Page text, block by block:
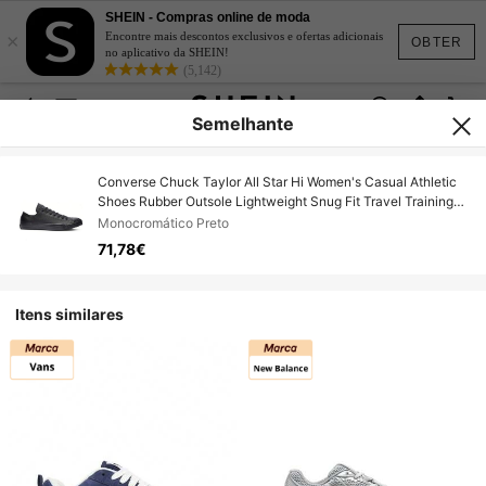
OBTER
×
SHEIN - Compras online de moda
Encontre mais descontos exclusivos e ofertas adicionais
no aplicativo da SHEIN!
(5,142)
Semelhante
Converse Chuck Taylor All Star Hi Women's Casual Athletic
Shoes Rubber Outsole Lightweight Snug Fit Travel Training
Street Style 135253C
Monocromático Preto
71,78€
Itens similares